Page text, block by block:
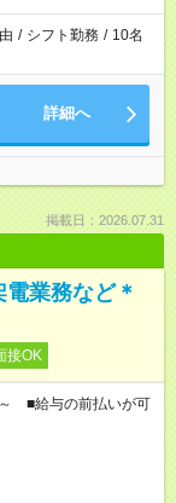
/ シフト勤務 / 10名
詳細へ
掲載日：2026.07.31
業務など＊
接OK
■給与の前払いが可